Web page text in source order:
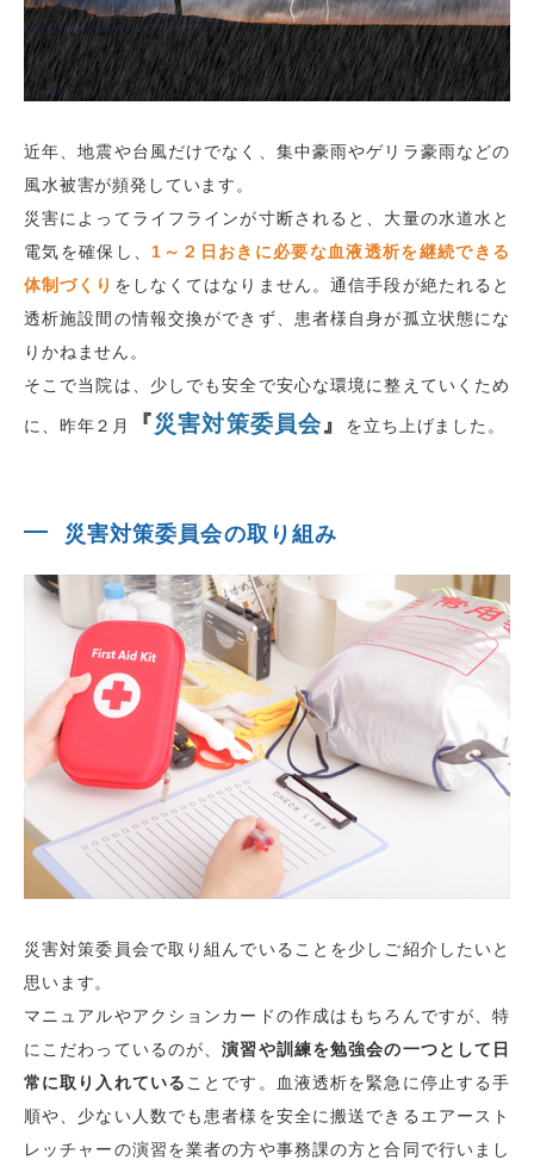
近年、地震や台風だけでなく、集中豪雨やゲリラ豪雨などの
風水被害が頻発しています。
災害によってライフラインが寸断されると、大量の水道水と
電気を確保し、 1～２日おきに必要な血液透析を継続できる
体制づくり をしなくてはなりません。通信手段が絶たれると
透析施設間の情報交換ができず、患者様自身が孤立状態にな
りかねません。
そこで当院は、少しでも安全で安心な環境に整えていくため
に、昨年２月 『災害対策委員会 』 を立ち上げました。
災害対策委員会の取り組み
災害対策委員会で取り組んでいることを少しご紹介したいと
思います。
マニュアルやアクションカードの作成はもちろんですが、特
にこだわっているのが、演習や訓練を勉強会の一つとして日
常に取り入れている ことです。血液透析を緊急に停止する手
順や、少ない人数でも患者様を安全に搬送できるエアースト
レッチャーの演習を業者の方や事務課の方と合同で行いまし